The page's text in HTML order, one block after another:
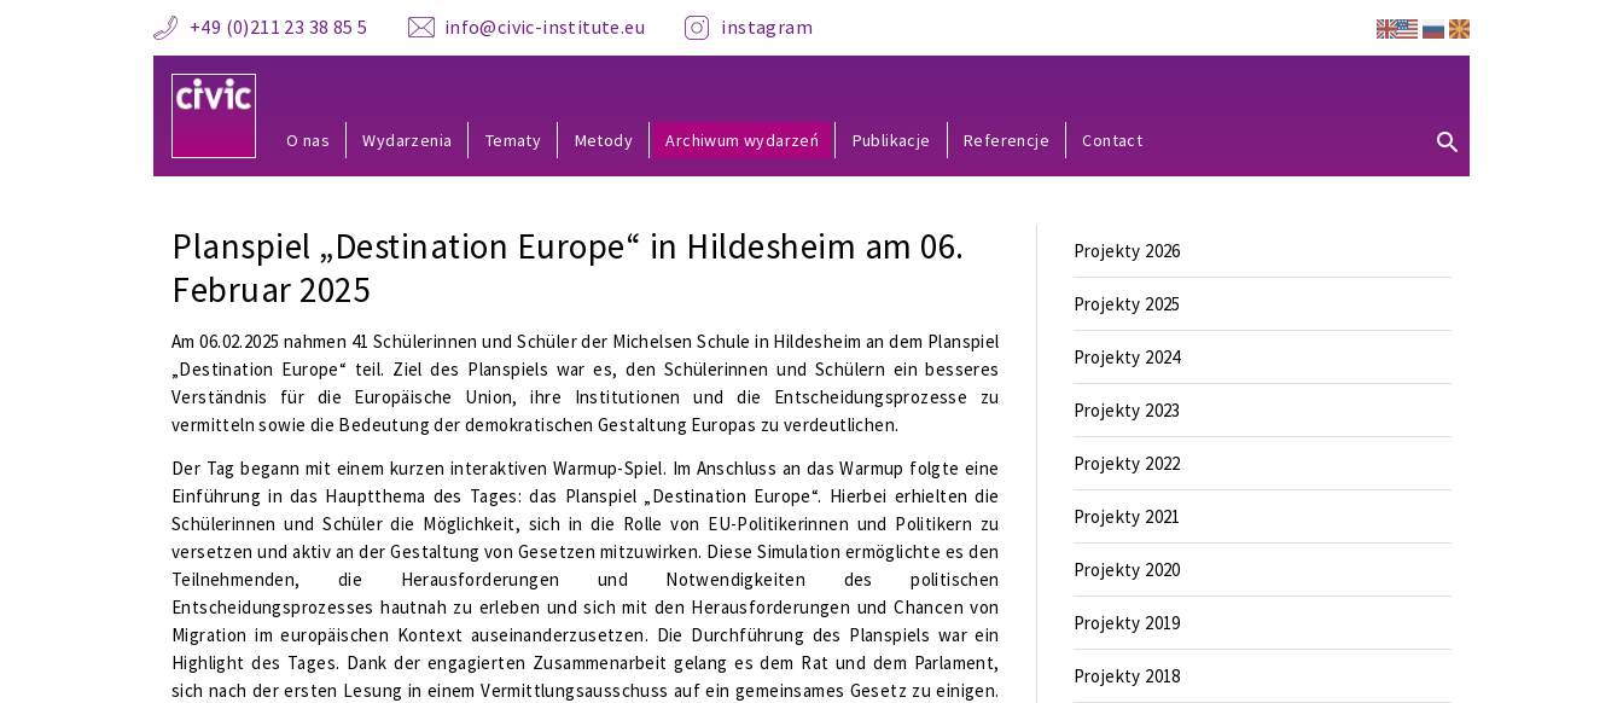
+49 (0)211 23 38 85 5 info@civic-institute.eu instagram
O nas Wydarzenia Tematy Metody Archiwum wydarzeń Publikacje Referencje Contact
Planspiel „Destination Europe“ in Hildesheim am 06.
Februar 2025
Am 06.02.2025 nahmen 41 Schülerinnen und Schüler der Michelsen Schule in Hildesheim an dem Planspiel
„Destination Europe“ teil. Ziel des Planspiels war es, den Schülerinnen und Schülern ein besseres
Verständnis für die Europäische Union, ihre Institutionen und die Entscheidungsprozesse zu
vermitteln sowie die Bedeutung der demokratischen Gestaltung Europas zu verdeutlichen.
Der Tag begann mit einem kurzen interaktiven Warmup-Spiel. Im Anschluss an das Warmup folgte eine
Einführung in das Hauptthema des Tages: das Planspiel „Destination Europe“. Hierbei erhielten die
Schülerinnen und Schüler die Möglichkeit, sich in die Rolle von EU-Politikerinnen und Politikern zu
versetzen und aktiv an der Gestaltung von Gesetzen mitzuwirken. Diese Simulation ermöglichte es den
Teilnehmenden, die Herausforderungen und Notwendigkeiten des politischen
Entscheidungsprozesses hautnah zu erleben und sich mit den Herausforderungen und Chancen von
Migration im europäischen Kontext auseinanderzusetzen. Die Durchführung des Planspiels war ein
Highlight des Tages. Dank der engagierten Zusammenarbeit gelang es dem Rat und dem Parlament,
sich nach der ersten Lesung in einem Vermittlungsausschuss auf ein gemeinsames Gesetz zu einigen.
Projekty 2026
Projekty 2025
Projekty 2024
Projekty 2023
Projekty 2022
Projekty 2021
Projekty 2020
Projekty 2019
Projekty 2018